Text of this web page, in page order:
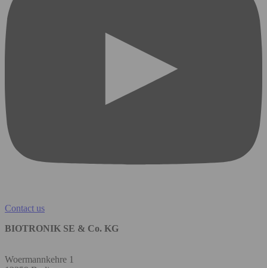
Contact us
BIOTRONIK SE & Co. KG
Woermannkehre 1